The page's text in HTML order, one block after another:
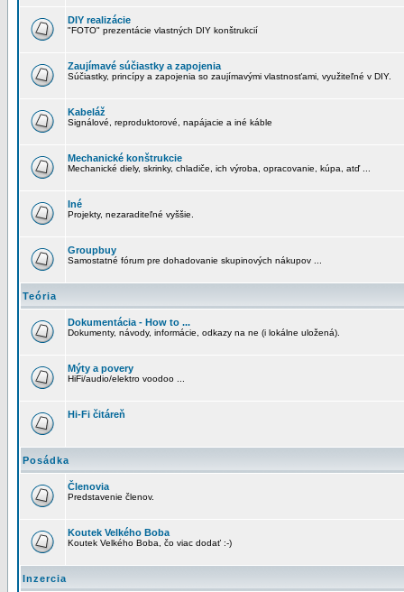
DIY realizácie
"FOTO" prezentácie vlastných DIY konštrukcií
Zaujímavé súčiastky a zapojenia
Súčiastky, princípy a zapojenia so zaujímavými vlastnosťami, využiteľné v DIY.
Kabeláž
Signálové, reproduktorové, napájacie a iné káble
Mechanické konštrukcie
Mechanické diely, skrinky, chladiče, ich výroba, opracovanie, kúpa, atď ...
Iné
Projekty, nezaraditeľné vyššie.
Groupbuy
Samostatné fórum pre dohadovanie skupinových nákupov ...
Teória
Dokumentácia - How to ...
Dokumenty, návody, informácie, odkazy na ne (i lokálne uložená).
Mýty a povery
HiFi/audio/elektro voodoo ...
Hi-Fi čitáreň
Posádka
Členovia
Predstavenie členov.
Koutek Velkého Boba
Koutek Velkého Boba, čo viac dodať :-)
Inzercia